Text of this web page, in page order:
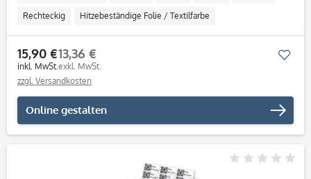
Rechteckig Hitzebeständige Folie / Textilfarbe
15,90 €
inkl. MwSt.
13,36 €
exkl. MwSt.
zzgl. Versandkosten
Online gestalten